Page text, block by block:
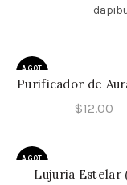
AGOT
LEER
Purificador de
$12.00
AGOT
LEER MÁS
Lujuria Estelar​